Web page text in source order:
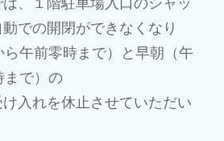
での開閉ができなくなり
午前零時まで）と早朝（午
まで）の
入れを休止させていただい